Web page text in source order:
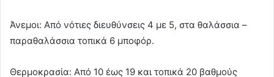
Άνεμοι: Από νότιες διευθύνσεις 4 με 5, στα θαλάσσια –
παραθαλάσσια τοπικά 6 μποφόρ.
Θερμοκρασία: Από 10 έως 19 και τοπικά 20 βαθμούς